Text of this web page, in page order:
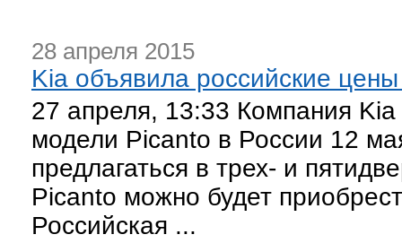
28 апреля 2015
Kia объявила российские
27 апреля, 13:33 Компания
модели Picanto в России 12
предлагаться в трех- и
Picanto можно будет
Российская ...